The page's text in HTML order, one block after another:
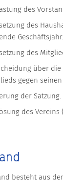
des
des
Geschäftsjahr.
des
über
gegen
der Satzung.
des Vereins
besteht aus